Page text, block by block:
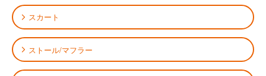
スカート
ストール/マフラー